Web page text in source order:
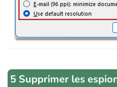
5 Supprimer les